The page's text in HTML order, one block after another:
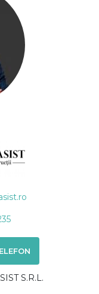
S.R.L.